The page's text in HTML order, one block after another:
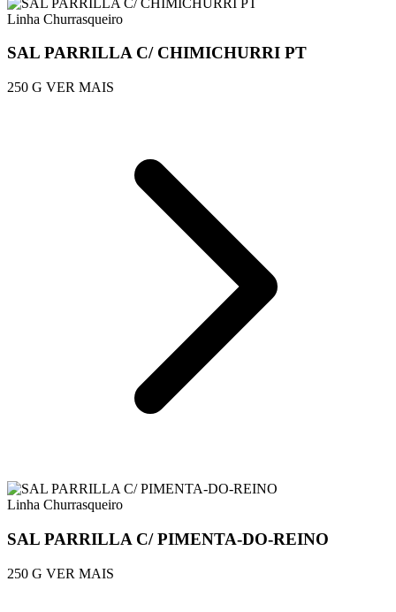
Linha Churrasqueiro
SAL PARRILLA C/ CHIMICHURRI PT
250 G VER MAIS
Linha Churrasqueiro
SAL PARRILLA C/ PIMENTA-DO-REINO
250 G VER MAIS